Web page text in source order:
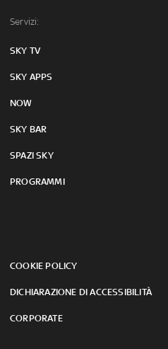
Servizi:
SKY TV
SKY APPS
NOW
SKY BAR
SPAZI SKY
PROGRAMMI
COOKIE POLICY
DICHIARAZIONE DI ACCESSIBILITÀ
CORPORATE